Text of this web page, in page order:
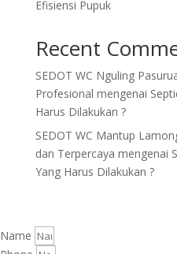
Efisiensi Pupuk
Recent
SEDOT WC Nguling
Profesional mengenai
Harus Dilakukan ?
SEDOT WC Mantup
dan Terpercaya mengenai
Yang Harus Dilakukan ?
Name